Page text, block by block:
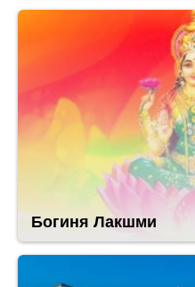
Богиня Лакшми